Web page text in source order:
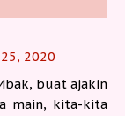
2020
buat ajakin
main, kita-kita